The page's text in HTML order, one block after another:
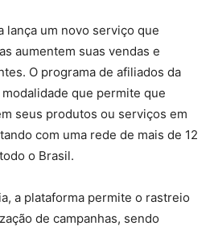
lança um novo serviço que
aumentem suas vendas e
O programa de afiliados da
modalidade que permite que
seus produtos ou serviços em
com uma rede de mais de 12
o Brasil.
a plataforma permite o rastreio
de campanhas, sendo